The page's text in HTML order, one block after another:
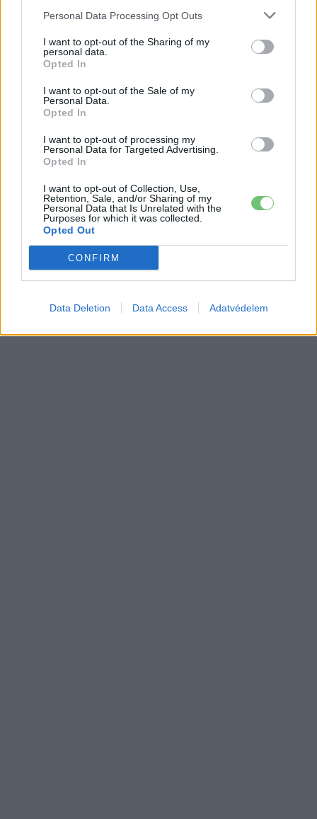
Personal Data Processing Opt Outs
I want to opt-out of the Sharing of my
personal data.
Opted In
I want to opt-out of the Sale of my
Personal Data.
Opted In
I want to opt-out of processing my
Personal Data for Targeted Advertising.
Opted In
I want to opt-out of Collection, Use,
Retention, Sale, and/or Sharing of my
Personal Data that Is Unrelated with the
Purposes for which it was collected.
Opted Out
CONFIRM
Data Deletion Data Access Adatvédelem
Akkumulátor
A BYD hat szabadalommal készül a
2027-es szilárdtest-akkumulátor-
áttörésre
Elektromos
Hivatalos papírokban bukkant fel a
Smart #2 – kiderült az ár és a
Elektromos
Tesla: visszatért a régi árazás a magyar